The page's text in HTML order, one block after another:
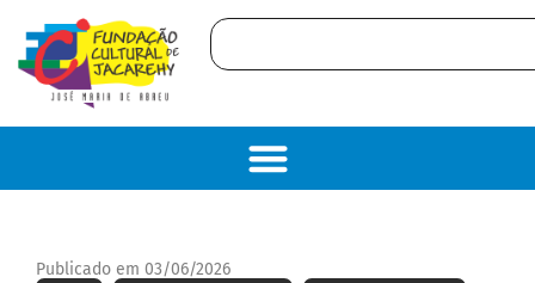
Publicado em 03/06/2026